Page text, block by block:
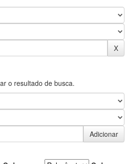
o resultado de busca.